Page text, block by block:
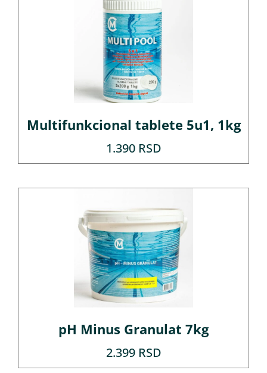
Multifunkcional tablete 5u1, 1kg
1.390 RSD
pH Minus Granulat 7kg
2.399 RSD